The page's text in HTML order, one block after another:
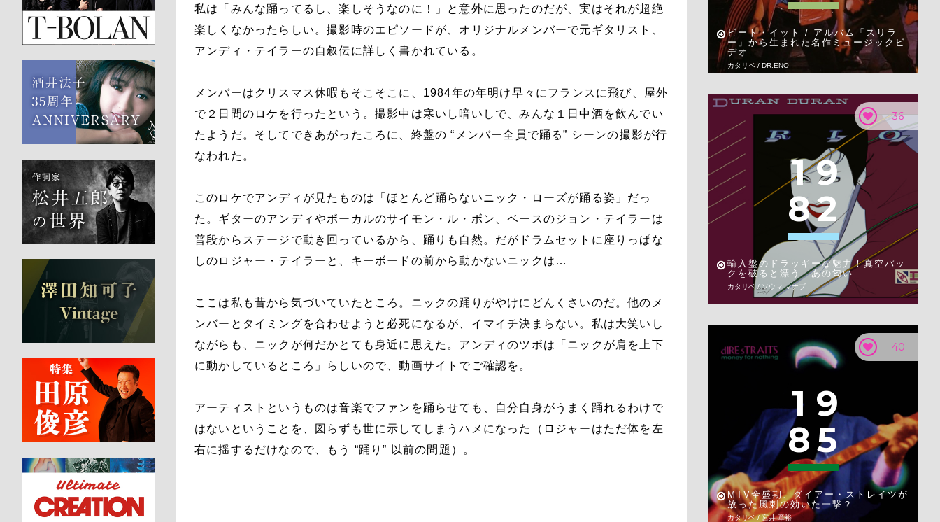
私は「みんな踊ってるし、楽しそうなのに！」と意外に思ったのだが、実はそれが超絶
楽しくなかったらしい。撮影時のエピソードが、オリジナルメンバーで元ギタリスト、
アンディ・テイラーの自叙伝に詳しく書かれている。
メンバーはクリスマス休暇もそこそこに、1984年の年明け早々にフランスに飛び、屋外
で２日間のロケを行ったという。撮影中は寒いし暗いしで、みんな１日中酒を飲んでい
たようだ。そしてできあがったころに、終盤の “メンバー全員で踊る” シーンの撮影が行
なわれた。
このロケでアンディが見たものは「ほとんど踊らないニック・ローズが踊る姿」だっ
た。ギターのアンディやボーカルのサイモン・ル・ボン、ベースのジョン・テイラーは
普段からステージで動き回っているから、踊りも自然。だがドラムセットに座りっぱな
しのロジャー・テイラーと、キーボードの前から動かないニックは…
ここは私も昔から気づいていたところ。ニックの踊りがやけにどんくさいのだ。他のメ
ンバーとタイミングを合わせようと必死になるが、イマイチ決まらない。私は大笑いし
ながらも、ニックが何だかとても身近に思えた。アンディのツボは「ニックが肩を上下
に動かしているところ」らしいので、動画サイトでご確認を。
アーティストというものは音楽でファンを踊らせても、自分自身がうまく踊れるわけで
はないということを、図らずも世に示してしまうハメになった（ロジャーはただ体を左
右に揺するだけなので、もう “踊り” 以前の問題）。
ビート・イット / アルバム「スリラ
ー」から生まれた名作ミュージックビ
デオ
カタリベ / DR.ENO
36
1 9
82
輸入盤のドラッギーな魅力！真空パッ
クを破ると漂う…あの匂い
カタリベ / ソウマ マナブ
40
1 9
85
MTV全盛期、ダイアー・ストレイツが
放った風刺の効いた一撃？
カタリベ / 宮井 章裕